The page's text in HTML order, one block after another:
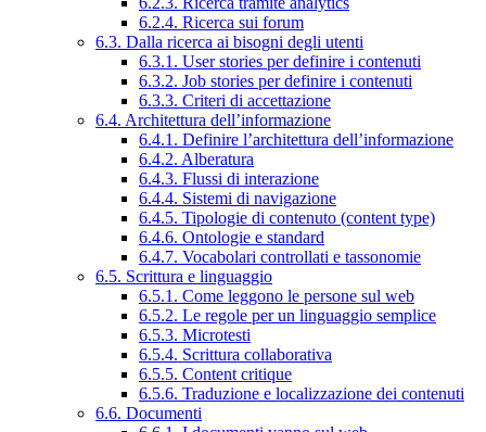
6.2.4. Ricerca sui forum
6.3. Dalla ricerca ai bisogni degli utenti
6.3.1. User stories per definire i contenuti
6.3.2. Job stories per definire i contenuti
6.3.3. Criteri di accettazione
6.4. Architettura dell’informazione
6.4.1. Definire l’architettura dell’informazione
6.4.2. Alberatura
6.4.3. Flussi di interazione
6.4.4. Sistemi di navigazione
6.4.5. Tipologie di contenuto (content type)
6.4.6. Ontologie e standard
6.4.7. Vocabolari controllati e tassonomie
6.5. Scrittura e linguaggio
6.5.1. Come leggono le persone sul web
6.5.2. Le regole per un linguaggio semplice
6.5.3. Microtesti
6.5.4. Scrittura collaborativa
6.5.5. Content critique
6.5.6. Traduzione e localizzazione dei contenuti
6.6. Documenti